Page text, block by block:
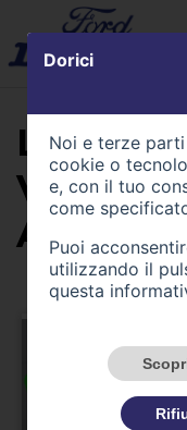
LA
VEICOLI
Dorici
Noi e terze
cookie o
e, con il tuo
come
Puoi
utilizzando il
questa